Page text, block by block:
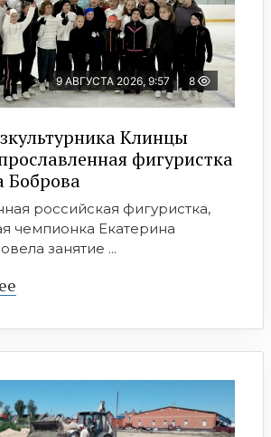
9 АВГУСТА 2026, 9:57 8
Клинцы
фигуристка
Боброва
российская фигуристка,
чемпионка Екатерина
занятие ...